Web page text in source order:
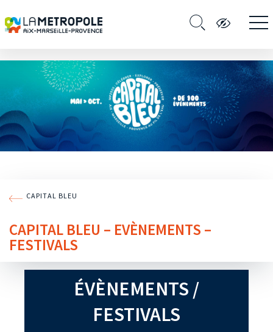
CAPITAL BLEU
CAPITAL BLEU – EVÈNEMENTS –
FESTIVALS
ÉVÈNEMENTS /
FESTIVALS